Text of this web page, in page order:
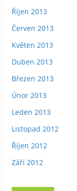
Říjen 2013
Červen 2013
Květen 2013
Duben 2013
Březen 2013
Únor 2013
Leden 2013
Listopad 2012
Říjen 2012
Září 2012